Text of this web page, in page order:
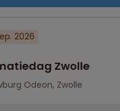
2026
Zwolle
Odeon, Zwolle